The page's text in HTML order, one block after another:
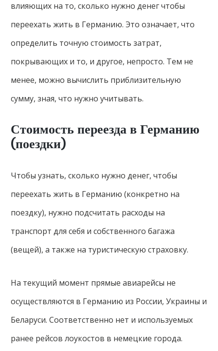
влияющих на то, сколько нужно денег чтобы
переехать жить в Германию. Это означает, что
определить точную стоимость затрат,
покрывающих и то, и другое, непросто. Тем не
менее, можно вычислить приблизительную
сумму, зная, что нужно учитывать.
Стоимость переезда в Германию
(поездки)
Чтобы узнать, сколько нужно денег, чтобы
переехать жить в Германию (конкретно на
поездку), нужно подсчитать расходы на
транспорт для себя и собственного багажа
(вещей), а также на туристическую страховку.
На текущий момент прямые авиарейсы не
осуществляются в Германию из России, Украины и
Беларуси. Соответственно нет и используемых
ранее рейсов лоукостов в немецкие города.